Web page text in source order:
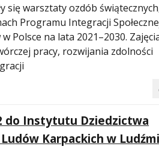
się warsztaty ozdób
Programu Integracji
Polsce na lata 2021–2030.
pracy, rozwijania zdolności
do Instytutu Dziedzictwa
Karpackich w